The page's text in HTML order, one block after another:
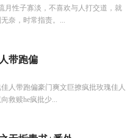
月性子寡淡，不喜欢与人打交道，就
奈，时常指责。...
带跑偏
人带跑偏豪门爽文巨撩疯批玫瑰佳人
救赎he疯批少...